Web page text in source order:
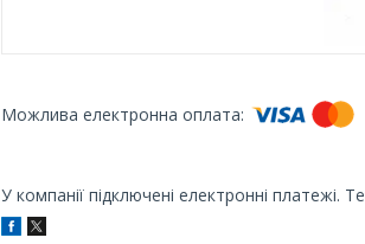
У компанії підключені електронні